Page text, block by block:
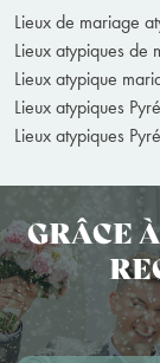
Lieux de mariage
Lieux atypiques
Lieux atypique
Lieux atypiques
Lieux atypiques
GRÂCE